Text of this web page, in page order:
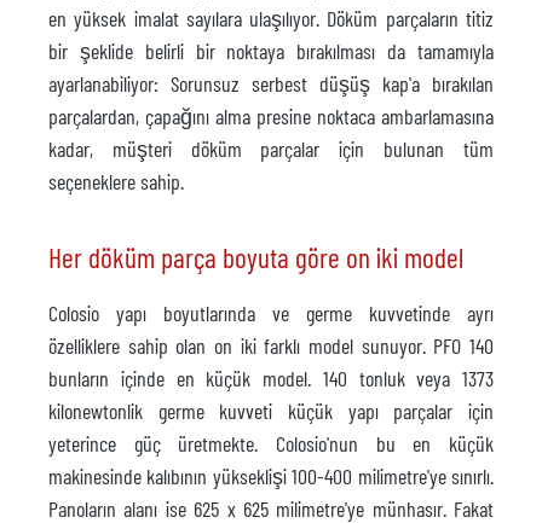
en yüksek imalat sayılara ulaşılıyor. Döküm parçaların titiz
bir şeklide belirli bir noktaya bırakılması da tamamıyla
ayarlanabiliyor: Sorunsuz serbest düşüş kap'a bırakılan
parçalardan, çapağını alma presine noktaca ambarlamasına
kadar, müşteri döküm parçalar için bulunan tüm
seçeneklere sahip.
Her döküm parça boyuta göre on iki model
Colosio yapı boyutlarında ve germe kuvvetinde ayrı
özelliklere sahip olan on iki farklı model sunuyor. PFO 140
bunların içinde en küçük model. 140 tonluk veya 1373
kilonewtonlik germe kuvveti küçük yapı parçalar için
yeterince güç üretmekte. Colosio'nun bu en küçük
makinesinde kalıbının yükseklişi 100-400 milimetre'ye sınırlı.
Panoların alanı ise 625 x 625 milimetre'ye münhasır. Fakat